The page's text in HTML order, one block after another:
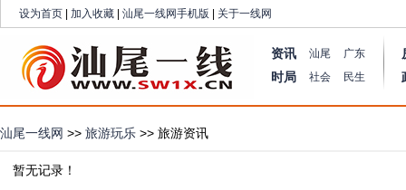
设为首页 加入收藏 汕尾一线网手机版 关于一线网
资讯 汕尾 广东
时局 社会 民生
汕尾一线网 >> 旅游玩乐 >> 旅游资讯
暂无记录！